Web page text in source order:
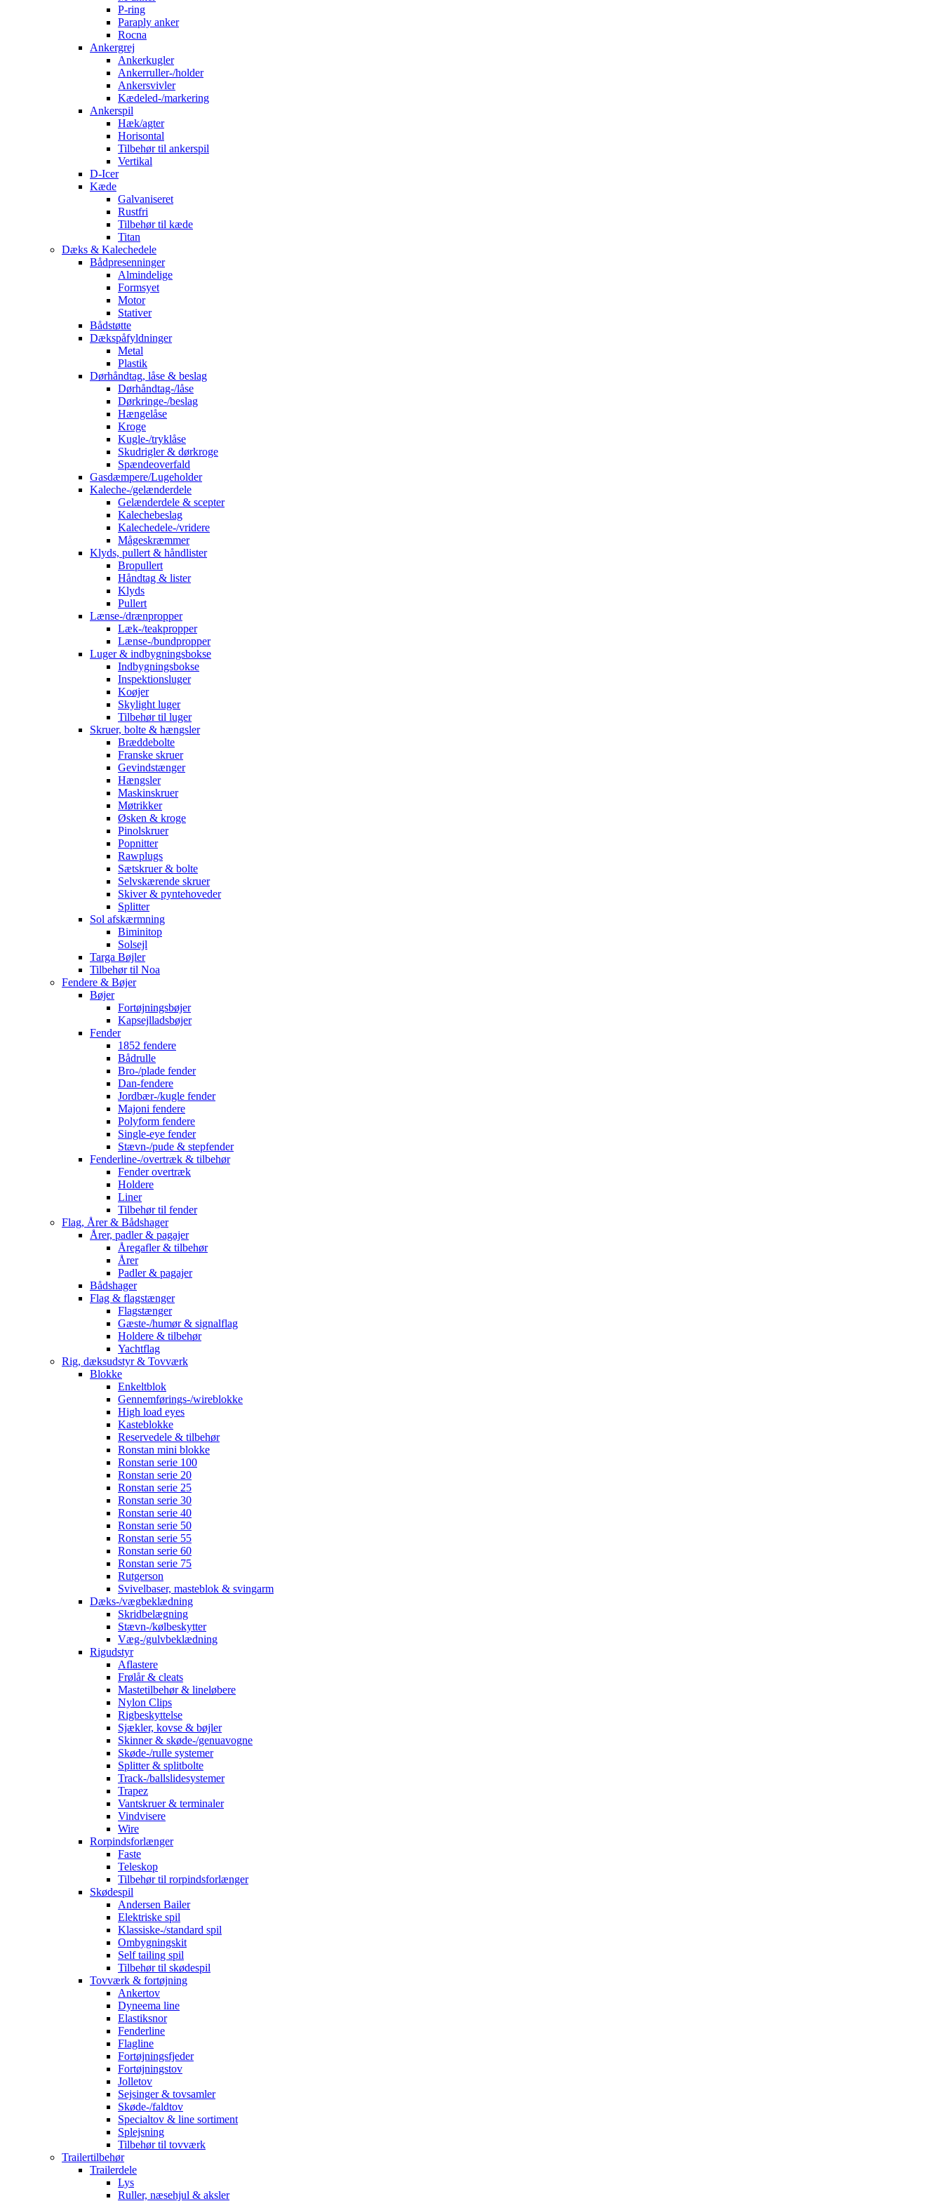
P-ring
Paraply anker
Rocna
Ankergrej
Ankerkugler
Ankerruller-/holder
Ankersvivler
Kædeled-/markering
Ankerspil
Hæk/agter
Horisontal
Tilbehør til ankerspil
Vertikal
D-Icer
Kæde
Galvaniseret
Rustfri
Tilbehør til kæde
Titan
Dæks & Kalechedele
Bådpresenninger
Almindelige
Formsyet
Motor
Stativer
Bådstøtte
Dækspåfyldninger
Metal
Plastik
Dørhåndtag, låse & beslag
Dørhåndtag-/låse
Dørkringe-/beslag
Hængelåse
Kroge
Kugle-/tryklåse
Skudrigler & dørkroge
Spændeoverfald
Gasdæmpere/Lugeholder
Kaleche-/gelænderdele
Gelænderdele & scepter
Kalechebeslag
Kalechedele-/vridere
Mågeskræmmer
Klyds, pullert & håndlister
Bropullert
Håndtag & lister
Klyds
Pullert
Lænse-/drænpropper
Læk-/teakpropper
Lænse-/bundpropper
Luger & indbygningsbokse
Indbygningsbokse
Inspektionsluger
Koøjer
Skylight luger
Tilbehør til luger
Skruer, bolte & hængsler
Bræddebolte
Franske skruer
Gevindstænger
Hængsler
Maskinskruer
Møtrikker
Øsken & kroge
Pinolskruer
Popnitter
Rawplugs
Sætskruer & bolte
Selvskærende skruer
Skiver & pyntehoveder
Splitter
Sol afskærmning
Biminitop
Solsejl
Targa Bøjler
Tilbehør til Noa
Fendere & Bøjer
Bøjer
Fortøjningsbøjer
Kapsejlladsbøjer
Fender
1852 fendere
Bådrulle
Bro-/plade fender
Dan-fendere
Jordbær-/kugle fender
Majoni fendere
Polyform fendere
Single-eye fender
Stævn-/pude & stepfender
Fenderline-/overtræk & tilbehør
Fender overtræk
Holdere
Liner
Tilbehør til fender
Flag, Årer & Bådshager
Årer, padler & pagajer
Åregafler & tilbehør
Årer
Padler & pagajer
Bådshager
Flag & flagstænger
Flagstænger
Gæste-/humør & signalflag
Holdere & tilbehør
Yachtflag
Rig, dæksudstyr & Tovværk
Blokke
Enkeltblok
Gennemførings-/wireblokke
High load eyes
Kasteblokke
Reservedele & tilbehør
Ronstan mini blokke
Ronstan serie 100
Ronstan serie 20
Ronstan serie 25
Ronstan serie 30
Ronstan serie 40
Ronstan serie 50
Ronstan serie 55
Ronstan serie 60
Ronstan serie 75
Rutgerson
Svivelbaser, masteblok & svingarm
Dæks-/vægbeklædning
Skridbelægning
Stævn-/kølbeskytter
Væg-/gulvbeklædning
Rigudstyr
Aflastere
Frølår & cleats
Mastetilbehør & lineløbere
Nylon Clips
Rigbeskyttelse
Sjækler, kovse & bøjler
Skinner & skøde-/genuavogne
Skøde-/rulle systemer
Splitter & splitbolte
Track-/ballslidesystemer
Trapez
Vantskruer & terminaler
Vindvisere
Wire
Rorpindsforlænger
Faste
Teleskop
Tilbehør til rorpindsforlænger
Skødespil
Andersen Bailer
Elektriske spil
Klassiske-/standard spil
Ombygningskit
Self tailing spil
Tilbehør til skødespil
Tovværk & fortøjning
Ankertov
Dyneema line
Elastiksnor
Fenderline
Flagline
Fortøjningsfjeder
Fortøjningstov
Jolletov
Sejsinger & tovsamler
Skøde-/faldtov
Specialtov & line sortiment
Splejsning
Tilbehør til tovværk
Trailertilbehør
Trailerdele
Lys
Ruller, næsehjul & aksler